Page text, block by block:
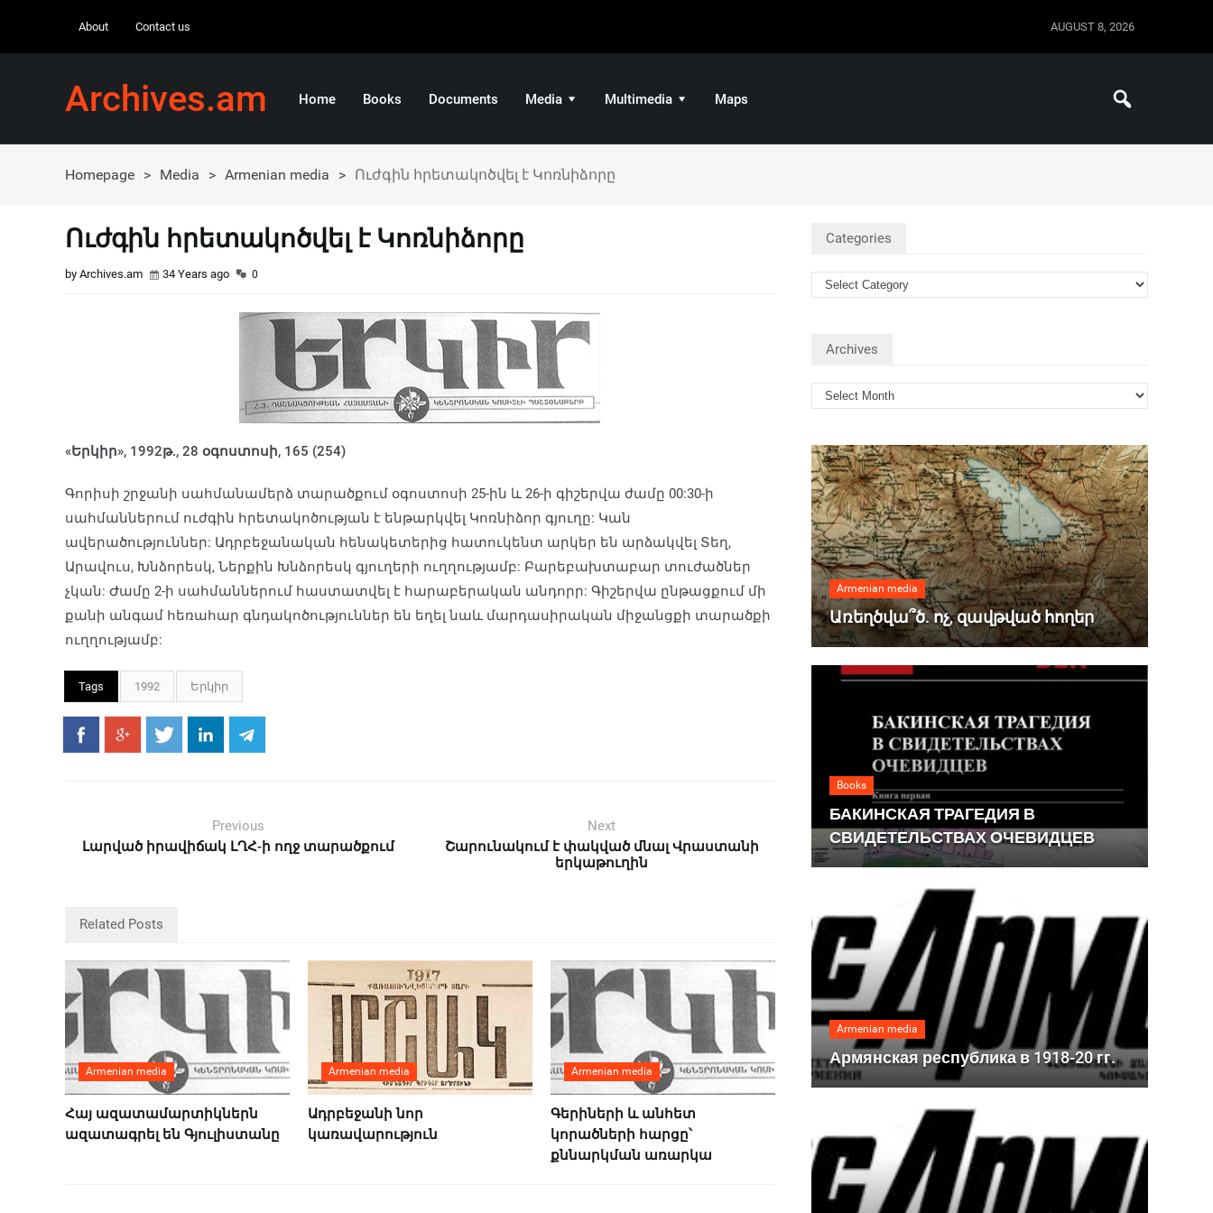
About Contact us AUGUST 8, 2026
Archives.am Home Books Documents Media Multimedia Maps
Homepage > Media > Armenian media > Ուժգին հրետակոծվել է Կոռնիձորը
Ուժգին հրետակոծվել է Կոռնիձորը
by Archives.am 34 Years ago 0
«Երկիր», 1992թ., 28 օգոստոսի, 165 (254)
Գորիսի շրջանի սահմանամերձ տարածքում օգոստոսի 25-ին և 26-ի գիշերվա ժամը 00:30-ի
սահմաններում ուժգին հրետակոծության է ենթարկվել Կոռնիձոր գյուղը: Կան
ավերածություններ: Ադրբեջանական հենակետերից հատուկենտ արկեր են արձակվել Տեղ,
Արավուս, Խնձորեսկ, Ներքին Խնձորեսկ գյուղերի ուղղությամբ: Բարեբախտաբար տուժածներ
չկան: Ժամը 2-ի սահմաններում հաստատվել է հարաբերական անդորր: Գիշերվա ընթացքում մի
քանի անգամ հեռահար գնդակոծություններ են եղել նաև մարդասիրական միջանցքի տարածքի
ուղղությամբ:
Tags 1992 Երկիր
Previous
Լարված իրավիճակ ԼՂՀ-ի ողջ տարածքում
Next
Շարունակում է փակված մնալ Վրաստանի
երկաթուղին
Related Posts
Armenian media
Հայ ազատամարտիկներն
ազատագրել են Գյուլիստանը
Armenian media
Ադրբեջանի նոր
կառավարություն
Armenian media
Գերիների և անհետ
կորածների հարցը՝
քննարկման առարկա
Categories
Archives
Armenian media
Առեղծվա՞ծ. ոչ, զավթված հողեր
Books
БАКИНСКАЯ ТРАГЕДИЯ В
СВИДЕТЕЛЬСТВАХ ОЧЕВИДЦЕВ
Armenian media
Армянская республика в 1918-20 гг.